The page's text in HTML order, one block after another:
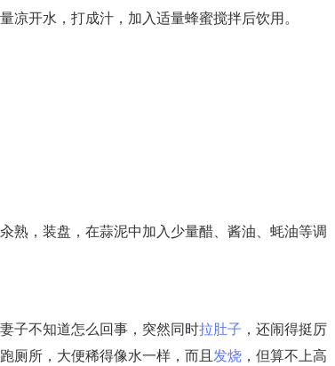
开水，打成汁，加入适量蜂蜜搅拌后饮用。
熟，装盘，在蒜泥中加入少量醋、酱油、蚝油等调
子不知道怎么回事，突然同时拉肚子 ，还闹得挺厉
厕所，大便稀得像水一样，而且 发烧 ，但算不上高